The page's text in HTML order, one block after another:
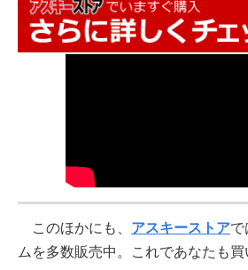
このほかにも、 アスキーストアで
ムを多数販売中。これであなたも